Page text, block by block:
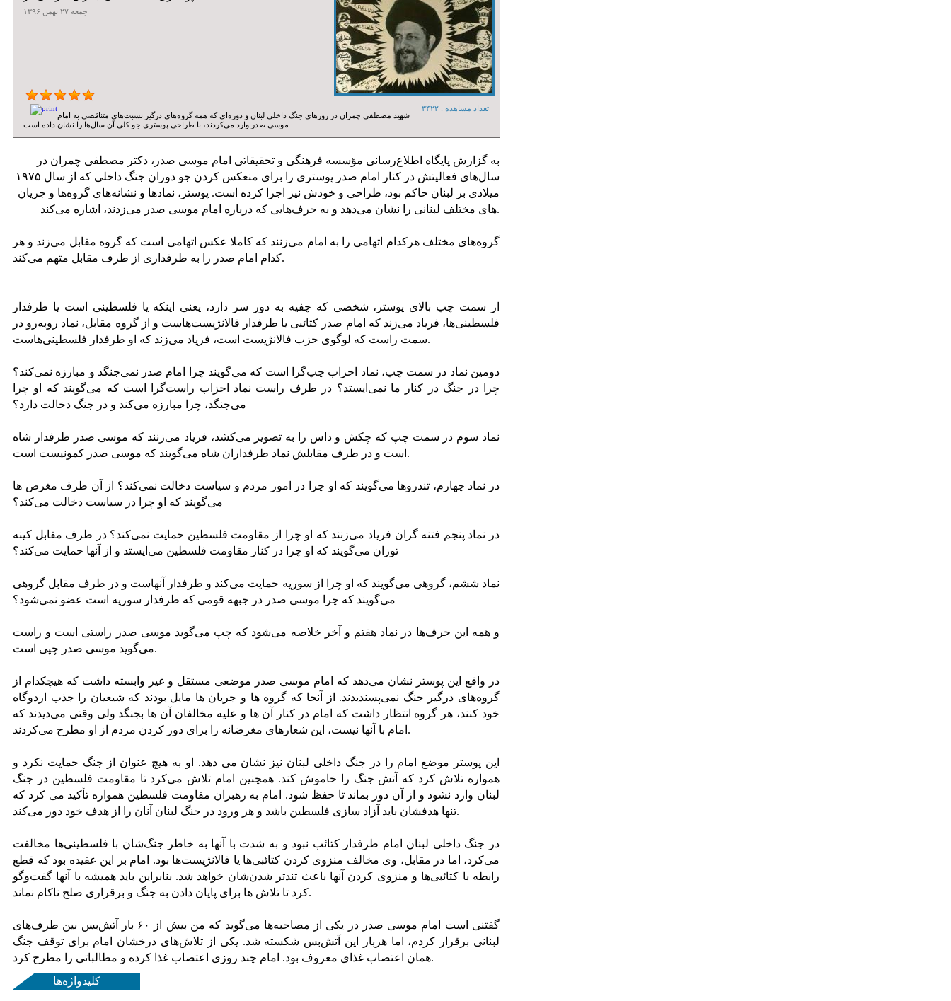
جمعه ۲۷ بهمن ۱۳۹۶
تعداد مشاهده :‌ ۳۴۲۲
شهید مصطفی چمران در روزهای جنگ داخلی لبنان و دوره‌ای که همه گروه‌های درگیر نسبت‌های متناقضی به امام
به گزارش پایگاه اطلاع‌رسانی مؤسسه فرهنگی و تحقیقاتی امام موسی صدر، دکتر مصطفی چمران در
سال‌های فعالیتش در کنار امام صدر پوستری را برای منعکس کردن جو دوران جنگ داخلی که از سال ۱۹۷۵
میلادی بر لبنان حاکم بود، طراحی و خودش نیز اجرا کرده است. پوستر، نمادها و نشانه‌های گروه‌ها و جریان
های مختلف لبنانی را نشان می‌دهد و به حرف‌هایی که درباره امام موسی صدر می‌زدند، اشاره می‌کند.
گروه‌های مختلف هرکدام اتهامی را به امام می‌زنند که کاملا عکس اتهامی است که گروه مقابل می‌زند و هر
کدام امام صدر را به طرفداری از طرف مقابل متهم می‌کند.
از سمت چپ بالای پوستر، شخصی که چفیه به دور سر دارد، یعنی اینکه یا فلسطینی است یا طرفدار
فلسطینی‌ها، فریاد می‌زند که امام صدر کتائبی یا طرفدار فالانژیست‌هاست و از گروه مقابل، نماد روبه‌رو در
سمت راست که لوگوی حزب فالانژیست است، فریاد می‌زند که او طرفدار فلسطینی‌هاست.
دومین نماد در سمت چپ، نماد احزاب چپ‌گرا است که می‌گویند چرا امام صدر نمی‌جنگد و مبارزه نمی‌کند؟
چرا در جنگ در کنار ما نمی‌ایستد؟ در طرف راست نماد احزاب راست‌گرا است که می‌گویند که او چرا
می‌جنگد، چرا مبارزه می‌کند و در جنگ دخالت دارد؟
نماد سوم در سمت چپ که چکش و داس را به تصویر می‌کشد، فریاد می‌زنند که موسی صدر طرفدار شاه
است و در طرف مقابلش نماد طرفداران شاه می‌گویند که موسی صدر کمونیست است.
در نماد چهارم، تندروها می‌گویند که او چرا در امور مردم و سیاست دخالت نمی‌کند؟ از آن طرف مغرض ها
می‌گویند که او چرا در سیاست دخالت می‌کند؟
در نماد پنجم فتنه گران فریاد می‌زنند که او چرا از مقاومت فلسطین حمایت نمی‌کند؟ در طرف مقابل کینه
توزان می‌گویند که او چرا در کنار مقاومت فلسطین می‌ایستد و از آنها حمایت می‌کند؟
نماد ششم، گروهی می‌گویند که او چرا از سوریه حمایت می‌کند و طرفدار آنهاست و در طرف مقابل گروهی
می‌گویند که چرا موسی صدر در جبهه قومی که طرفدار سوریه است عضو نمی‌شود؟
و همه این حرف‌ها در نماد هفتم و آخر خلاصه می‌شود که چپ می‌گوید موسی صدر راستی است و راست
می‌گوید موسی صدر چپی است.
در واقع این پوستر نشان می‌دهد که امام موسی صدر موضعی مستقل و غیر وابسته داشت که هیچکدام از
گروه‌های درگیر جنگ نمی‌پسندیدند. از آنجا که گروه ها و جریان ها مایل بودند که شیعیان را جذب اردوگاه
خود کنند، هر گروه انتظار داشت که امام در کنار آن ها و علیه مخالفان آن ها بجنگد ولی وقتی می‌دیدند که
امام با آنها نیست، این شعارهای مغرضانه را برای دور کردن مردم از او مطرح می‌کردند.
این پوستر موضع امام را در جنگ داخلی لبنان نیز نشان می دهد. او به هیچ عنوان از جنگ حمایت نکرد و
همواره تلاش کرد که آتش جنگ را خاموش کند. همچنین امام تلاش می‌کرد تا مقاومت فلسطین در جنگ
لبنان وارد نشود و از آن دور بماند تا حفظ شود. امام به رهبران مقاومت فلسطین همواره تأکید می‌ کرد که
تنها هدفشان باید آزاد سازی فلسطین باشد و هر ورود در جنگ لبنان آنان را از هدف خود دور می‌کند.
در جنگ داخلی لبنان امام طرفدار کتائب نبود و به شدت با آنها به خاطر جنگ‌شان با فلسطینی‌ها مخالفت
می‌کرد، اما در مقابل، وی مخالف منزوی کردن کتائبی‌ها یا فالانژیست‌ها بود. امام بر این عقیده بود که قطع
رابطه با کتائبی‌ها و منزوی کردن آنها باعث تندتر شدن‌شان خواهد شد. بنابراین باید همیشه با آنها گفت‌وگو
کرد تا تلاش ها برای پایان دادن به جنگ و برقراری صلح ناکام نماند.
گفتنی است امام موسی صدر در یکی از مصاحبه‌ها می‌گوید که من بیش از ۶۰ بار آتش‌بس بین طرف‌های
لبنانی برقرار کردم، اما هربار این آتش‌بس شکسته شد. یکی از تلاش‌های درخشان امام برای توقف جنگ
همان اعتصاب غذای معروف بود. امام چند روزی اعتصاب غذا کرده و مطالباتی را مطرح کرد.
کلیدواژه‌ها